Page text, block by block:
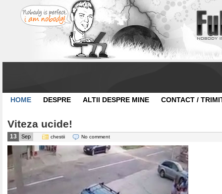
HOME DESPRE ALTII DESPRE MINE CONTACT /
Viteza ucide!
13 Sep chestii No comment